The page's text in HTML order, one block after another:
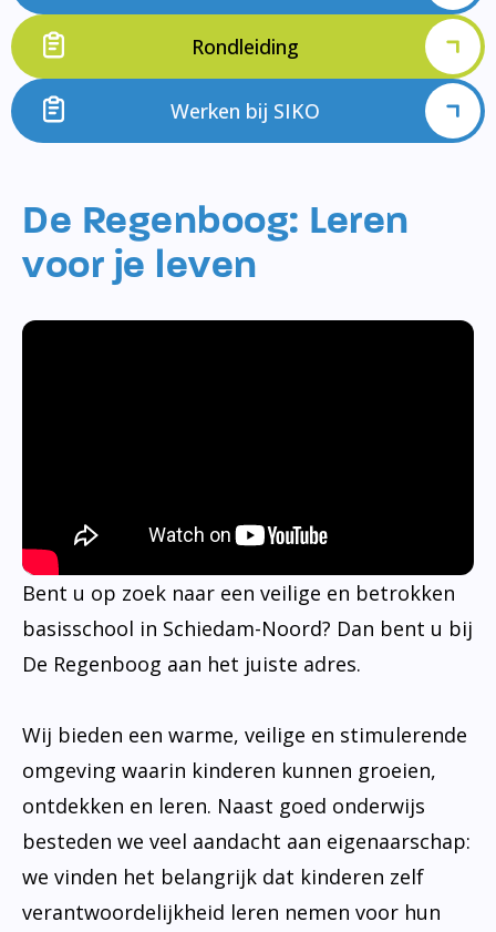
Rondleiding
Werken bij SIKO
De Regenboog: Leren
voor je leven
Bent u op zoek naar een veilige en betrokken
basisschool in Schiedam-Noord? Dan bent u bij
De Regenboog aan het juiste adres.
Wij bieden een warme, veilige en stimulerende
omgeving waarin kinderen kunnen groeien,
ontdekken en leren. Naast goed onderwijs
besteden we veel aandacht aan eigenaarschap:
we vinden het belangrijk dat kinderen zelf
verantwoordelijkheid leren nemen voor hun